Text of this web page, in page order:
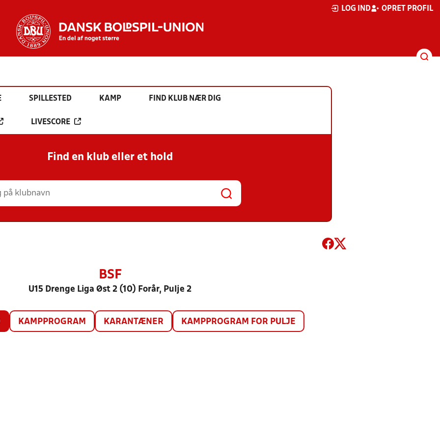
LOG IND OPRET PROFIL
SPILLESTED KAMP FIND KLUB NÆR DIG
LIVESCORE
Find en klub eller et hold
BSF
U15 Drenge Liga Øst 2 (10) Forår, Pulje 2
KAMPPROGRAM KARANTÆNER KAMPPROGRAM FOR PULJE